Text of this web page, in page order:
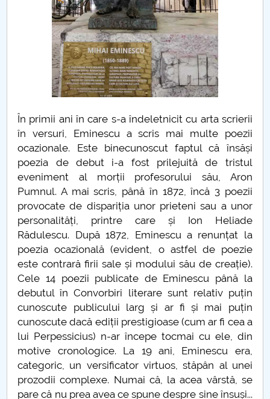
Proiect PRIM STUD
Proiect SU-ETIC
Protecția datelor personale
UNIVERSITATE pentru comunitate
IOSUD/CSUD-Doctorate
Comisie de etica unversitară
Evenimente CUP
Accesibilitate pentru studenții cu dizabilități
Raportul Conducerii Centrului Universitar Pitești
privind implementarea Planului Operațional 2020-
2024
Parteneri CUP
Centrul de Consiliere și Orientare în Carieră
În primii ani în care s-a îndeletnicit cu arta scrierii
în versuri, Eminescu a scris mai multe poezii
ocazionale. Este binecunoscut faptul că însăși
poezia de debut i-a fost prilejuită de tristul
eveniment al morții profesorului său, Aron
Pumnul. A mai scris, până în 1872, încă 3 poezii
provocate de dispariția unor prieteni sau a unor
personalități, printre care și Ion Heliade
Rădulescu. După 1872, Eminescu a renunțat la
poezia ocazională (evident, o astfel de poezie
este contrară firii sale și modului său de creație).
Cele 14 poezii publicate de Eminescu până la
debutul în Convorbiri literare sunt relativ puțin
cunoscute publicului larg și ar fi și mai puțin
cunoscute dacă ediții prestigioase (cum ar fi cea a
lui Perpessicius) n-ar începe tocmai cu ele, din
motive cronologice. La 19 ani, Eminescu era,
categoric, un versificator virtuos, stăpân al unei
prozodii complexe. Numai că, la acea vârstă, se
pare că nu prea avea ce spune despre sine însuși...